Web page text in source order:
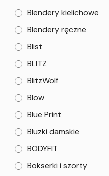
Blendery kielichowe
Blendery ręczne
Blist
BLITZ
BlitzWolf
Blow
Blue Print
Bluzki damskie
BODYFIT
Bokserki i szorty